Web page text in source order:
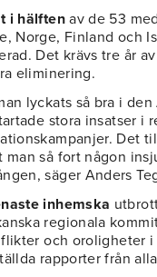
i hälftenav de 53
Norge, Finland och
Det krävs tre år
eliminering.
lyckats så bra i
stora insatser i
Det
man så fort någon
säger Anders
inhemska
regionala
och oroligheter
rapporter från